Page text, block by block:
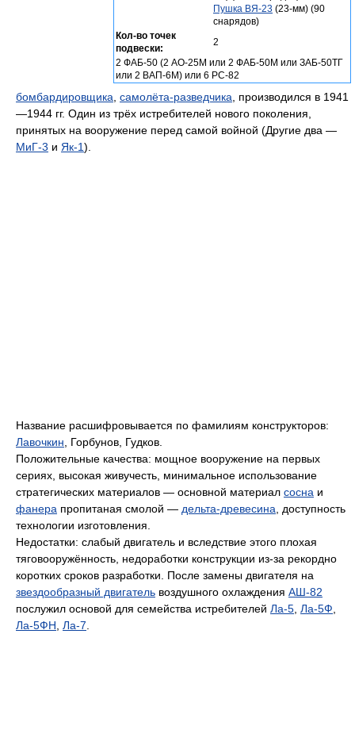
Пушка ВЯ-23 (23-мм) (90
снарядов)
Кол-во точек
подвески:
2
2 ФАБ-50 (2 АО-25М или 2 ФАБ-50М или ЗАБ-50ТГ
или 2 ВАП-6М) или 6 РС-82
бомбардировщика самолёта-разведчика , производился в 1941
—1944 гг. Один из трёх истребителей нового поколения,
принятых на вооружение перед самой войной (Другие два —
МиГ-3 и Як-1).
Название расшифровывается по фамилиям конструкторов:
Лавочкин , Горбунов, Гудков.
Положительные качества: мощное вооружение на первых
сериях, высокая живучесть, минимальное использование
стратегических материалов — основной материал сосна и
фанера пропитаная смолой — дельта-древесина , доступность
технологии изготовления.
Недостатки: слабый двигатель и вследствие этого плохая
тяговооружённость, недоработки конструкции из-за рекордно
коротких сроков разработки. После замены двигателя на
звездообразный двигатель воздушного охлаждения АШ-82
послужил основой для семейства истребителей Ла-5 Ла-5Ф
Ла-5ФН Ла-7